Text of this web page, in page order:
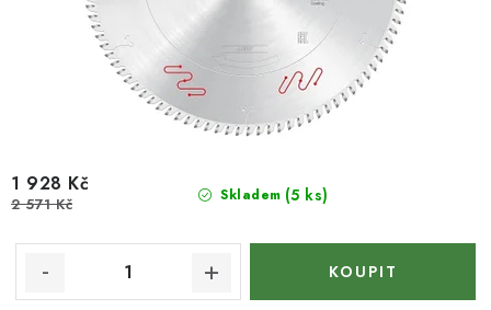
Skladem (5 ks)
1 928 Kč
2 571 Kč